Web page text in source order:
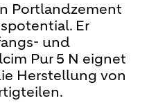
Portlandzement
Er
und
Pur 5 N eignet
Herstellung von